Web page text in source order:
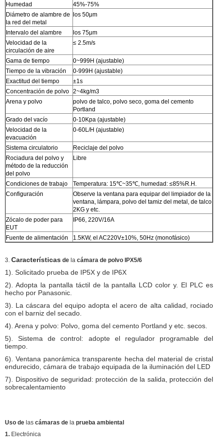
Humedad
45%-75%
Diámetro de alambre de
la red del metal
los 50μm
Intervalo del alambre
los 75μm
Velocidad de la
circulación de aire
≤ 2.5m/s
Gama de tiempo
0~999H (ajustable)
Tiempo de la vibración
0-999H (ajustable)
Exactitud del tiempo
±1s
Concentración de polvo 2~4kg/m3
Arena y polvo
polvo de talco, polvo seco, goma del cemento
Portland
Grado del vacío
0-10Kpa (ajustable)
Velocidad de la
evacuación
0-60L/H (ajustable)
Sistema circulatorio
Reciclaje del polvo
Rociadura del polvo y
método de la reducción
del polvo
Libre
Condiciones de trabajo
Temperatura: 15℃~35℃, humedad: ≤85%R.H.
Configuración
Observe la ventana para equipar del limpiador de la
ventana, lámpara, polvo del tamiz del metal, de talco
2KG y etc.
Zócalo de poder para
EUT
IP66, 220V/16A
Fuente de alimentación 1.5KW, el AC220V±10%, 50Hz (monofásico)
3. Características de la cámara de polvo IPX5/6
1). Solicitado prueba de IP5X y de IP6X
2). Adopta la pantalla táctil de la pantalla LCD color y. El PLC es
hecho por Panasonic.
3). La cáscara del equipo adopta el acero de alta calidad, rociado
con el barniz del secado.
4). Arena y polvo: Polvo, goma del cemento Portland y etc. secos.
5). Sistema de control: adopte el regulador programable del
tiempo.
6). Ventana panorámica transparente hecha del material de cristal
endurecido, cámara de trabajo equipada de la iluminación del LED
7). Dispositivo de seguridad: protección de la salida, protección del
sobrecalentamiento
Uso de las cámaras de la prueba ambiental
1. Electrónica